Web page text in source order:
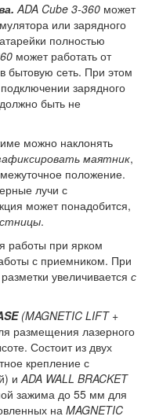
ADA Cube 3-360 может
или зарядного
полностью
может работать от
бытовую сеть. При этом
зарядного
быть не
можно наклонять
маятник,
положение.
лучи с
может понадобится,
.
работы при ярком
с приемником. При
увеличивается с
(MAGNETIC LIFT +
размещения лазерного
Состоит из двух
крепление с
иADA WALL BRACKET
зажима до 55 мм для
на MAGNETIC